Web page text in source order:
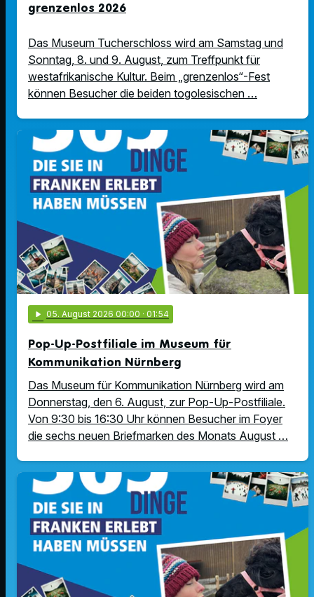
grenzenlos 2026
Das Museum Tucherschloss wird am Samstag und
Sonntag, 8. und 9. August, zum Treffpunkt für
westafrikanische Kultur. Beim „grenzenlos“-Fest
können Besucher die beiden togolesischen …
play_arrow 05. August 2026 00:00 · 01:54
Pop-Up-Postfiliale im Museum für
Kommunikation Nürnberg
Das Museum für Kommunikation Nürnberg wird am
Donnerstag, den 6. August, zur Pop-Up-Postfiliale.
Von 9:30 bis 16:30 Uhr können Besucher im Foyer
die sechs neuen Briefmarken des Monats August …